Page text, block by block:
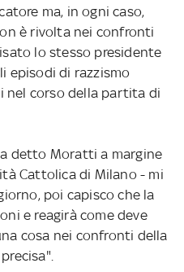
ma, in ogni caso,
è rivolta nei confronti
lo stesso presidente
episodi di razzismo
nel corso della partita di
detto Moratti a margine
Cattolica di Milano - mi
poi capisco che la
e reagirà come deve
cosa nei confronti della